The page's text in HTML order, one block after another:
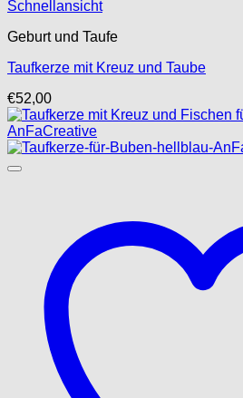
Schnellansicht
Geburt und Taufe
Taufkerze mit Kreuz und Taube
€52,00